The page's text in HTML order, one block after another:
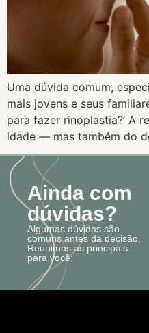
Uma dúvida comum,
mais jovens e seus
para fazer rinoplastia?’ A
idade — mas também do
Ainda com
dúvidas?
Algumas dúvidas são
comuns antes da decisão.
Reunimos as principais
para você: